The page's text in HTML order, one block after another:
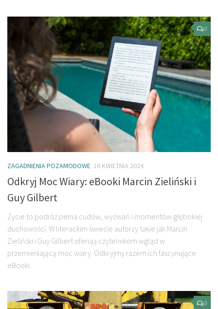
0
ZAGADNIENIA POZAMODOWE 16 KWIETNIA 2024
Odkryj Moc Wiary: eBooki Marcin Zieliński i
Guy Gilbert
Życie to podróż pełna cudów, wyzwań i momentów głębokiej
duchowości. W literackim świecie autorzy takie jak Marcin
Zieliński i Guy Gilbert oferują czytelnikom wgląd w
przemieniającą moc wiary. Odkryjmy razem ich fascynujące
eBooki.
0